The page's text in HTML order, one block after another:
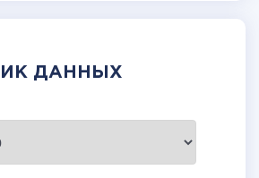
ДАННЫХ